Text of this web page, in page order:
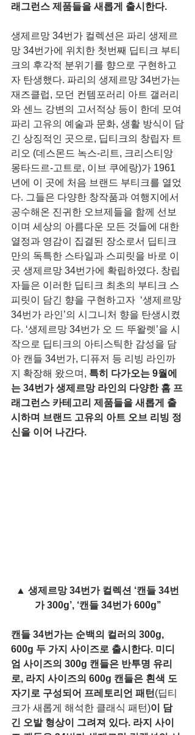
래그런스 제품들을 새롭게 출시한다.
생제르망 34번가 컬렉션은 파리 생제르
망 34번가에 위치한 첫번째 딥티크 부티
크의 후각적 분위기를 향으로 구현하고
자 탄생했다. 파리의 생제르망 34번가는
재즈클럽, 모던 컨템포러리 아트 갤러리
와 센느 강변의 고서적상 등이 한데 모여
파리 고유의 예술과 문화, 생활 방식이 담
긴 상징적인 곳으로, 딥티크의 창립자 트
리오 (데스몬드 녹스-리트, 크리스티앙
몽타드르-고트로, 이브 쿠에랑)가 1961
년에 이 곳에 처음 브랜드 부티크를 열었
다. 그들은 다양한 창작품과 여행지에서
공수해온 진귀한 오브제들을 함께 선보
이며 세상의 아름다운 모든 것들에 대한
열정과 영감이 집결된 장소로서 딥티크
만의 독특한 스타일과 스피릿을 바로 이
곳 생제르망 34번가에 확립하였다. 창립
자들은 이러한 딥티크 최초의 부티크 스
피릿이 담긴 향을 구현하고자  ‘생제르망
34번가 라인’의 시그니처 향을 탄생시켰
다. ‘생제르망 34번가 오 드 뚜왈렛’을 시
작으로 딥티크의 아티스틱한 감성을 담
아 캔들 34번가, 디퓨저 등 리빙 라인까
지 확장해 왔으며, 특히 다가오는 9월에
는 34번가 생제르망 라인의 다양한 홈 프
래그런스 카테고리 제품들을 새롭게 출
시하며 브랜드 고유의 아트 오브 리빙 정
신을 이어 나간다.
▲ 생제르망 34번가 컬렉션 ‘캔들 34번
가 300g’, ‘캔들 34번가 600g’’
캔들 34번가는 순백의 컬러의 300g,
600g 두 가지 사이즈로 출시한다. 미디
엄 사이즈의 300g 캔들은 반투명 유리
로, 라지 사이즈의 600g 캔들은 흰색 도
자기로 구성되어 프레토리언 패턴 (딥티
크가 새롭게 해석한 클래식 패턴)이 담
긴 오발 형상이 그려져 있다. 라지 사이